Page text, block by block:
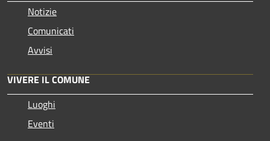
Notizie
Comunicati
Avvisi
VIVERE IL COMUNE
Luoghi
Eventi